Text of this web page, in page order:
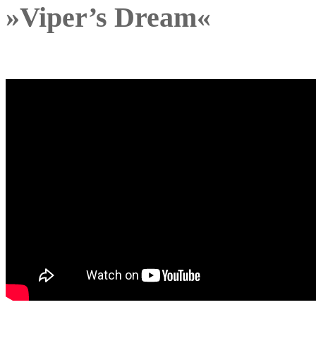
»Viper’s Dream«